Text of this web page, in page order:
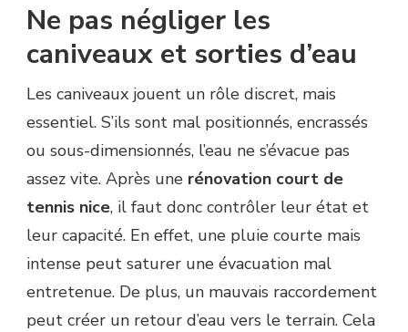
Ne pas négliger les
caniveaux et sorties d’eau
Les caniveaux jouent un rôle discret, mais
essentiel. S’ils sont mal positionnés, encrassés
ou sous-dimensionnés, l’eau ne s’évacue pas
assez vite. Après une rénovation court de
tennis nice, il faut donc contrôler leur état et
leur capacité. En effet, une pluie courte mais
intense peut saturer une évacuation mal
entretenue. De plus, un mauvais raccordement
peut créer un retour d’eau vers le terrain. Cela